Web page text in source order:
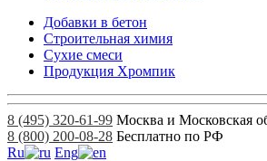
Добавки в бетон
Строительная химия
Сухие смеси
Продукция Хромпик
8 (495) 320-61-99 Москва и Московская
8 (800) 200-08-28 Бесплатно по РФ
Ru
Eng